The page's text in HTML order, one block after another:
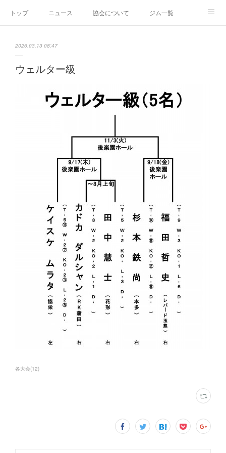
トップ ニュース 協会について ジム一覧
2026.03.13 08:47
ウェルター級
各大会(12)